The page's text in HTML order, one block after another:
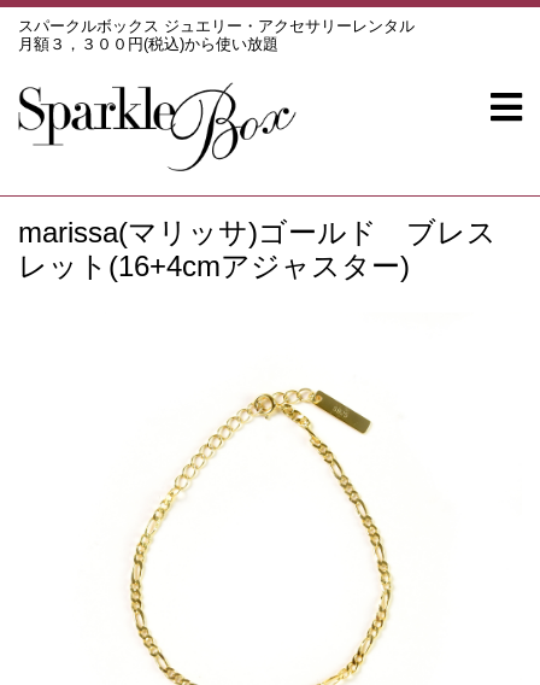
スパークルボックス ジュエリー・アクセサリーレンタル
月額３，３００円(税込)から使い放題
marissa(マリッサ)ゴールド ブレス
レット(16+4cmアジャスター)